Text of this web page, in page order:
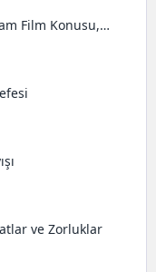
Film Konusu,
ve Zorluklar